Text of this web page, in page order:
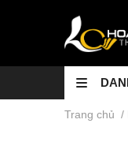
Trang chủ /